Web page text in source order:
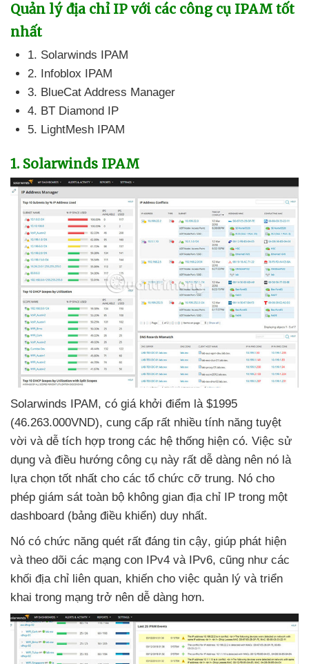
Quản lý địa chỉ IP với các công cụ IPAM tốt
nhất
1. Solarwinds IPAM
2. Infoblox IPAM
3. BlueCat Address Manager
4. BT Diamond IP
5. LightMesh IPAM
1. Solarwinds IPAM
Solarwinds IPAM, có giá khởi điểm là $1995
(46.263.000VND), cung cấp rất nhiều tính năng tuyệt
vời và dễ tích hợp trong các hệ thống hiện có. Việc sử
dụng và điều hướng công cụ này rất dễ dàng nên nó là
lựa chọn tốt nhất cho các tổ chức cỡ trung. Nó cho
phép giám sát toàn bộ không gian địa chỉ IP trong một
dashboard (bảng điều khiển) duy nhất.
Nó có chức năng quét rất đáng tin cậy, giúp phát hiện
và theo dõi các mạng con IPv4 và IPv6, cũng như các
khối địa chỉ liên quan, khiến cho việc quản lý và triển
khai trong mạng trở nên dễ dàng hơn.